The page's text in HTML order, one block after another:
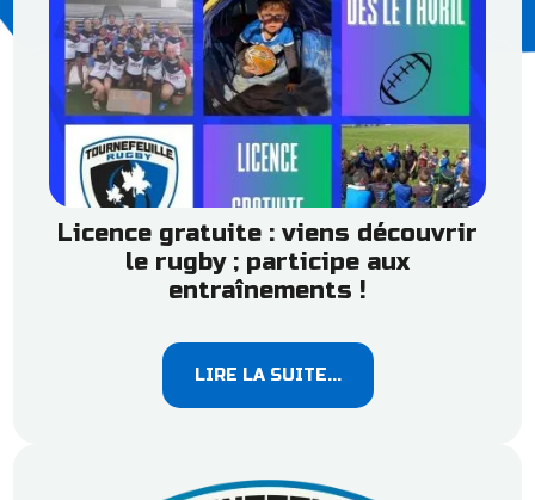
Licence gratuite : viens découvrir
le rugby ; participe aux
entraînements !
LIRE LA SUITE...